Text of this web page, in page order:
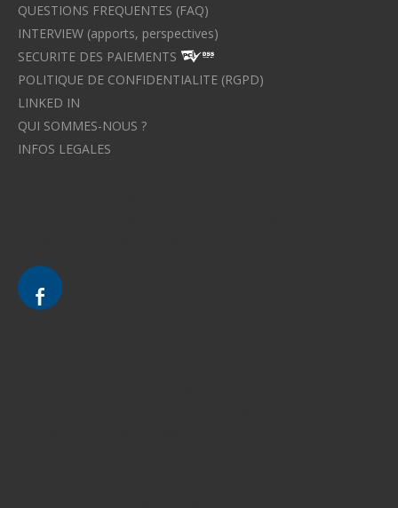
QUESTIONS FREQUENTES (FAQ)
INTERVIEW (apports, perspectives)
SECURITE DES PAIEMENTS
POLITIQUE DE CONFIDENTIALITE (RGPD)
LINKED IN
QUI SOMMES-NOUS ?
INFOS LEGALES